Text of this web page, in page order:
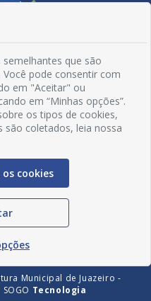
Municipal de Juazeiro -
SOGO Tecnologia
que são
pode consentir com
em "Aceitar" ou
em “Minhas opções”.
os tipos de cookies,
são coletados, leia nossa
cookies